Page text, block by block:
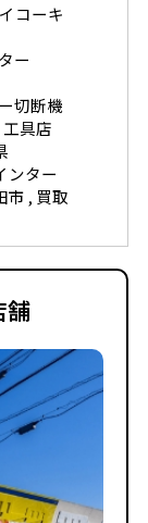
コーキ
ー
切断機
工具店
ンター
市
買取
舗